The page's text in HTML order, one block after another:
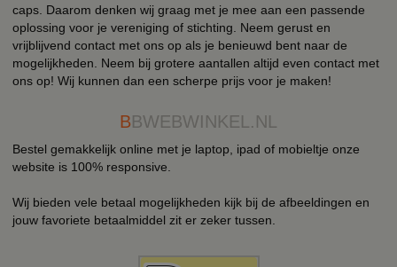
caps. Daarom denken wij graag met je mee aan een passende
oplossing voor je vereniging of stichting. Neem gerust en
vrijblijvend contact met ons op als je benieuwd bent naar de
mogelijkheden. Neem bij grotere aantallen altijd even contact met
ons op! Wij kunnen dan een scherpe prijs voor je maken!
BBWEBWINKEL.NL
Bestel gemakkelijk online met je laptop, ipad of mobieltje onze
website is 100% responsive.
Wij bieden vele betaal mogelijkheden kijk bij de afbeeldingen en
jouw favoriete betaalmiddel zit er zeker tussen.